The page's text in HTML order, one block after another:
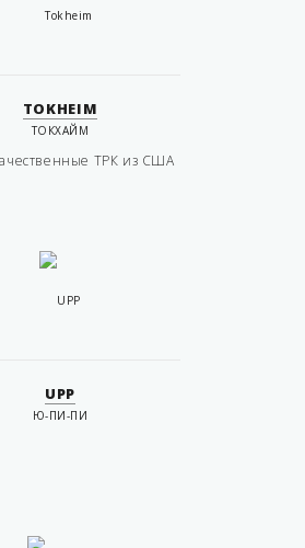
TOKHEIM
ТОКХАЙМ
ТРК из США
UPP
Ю-ПИ-ПИ